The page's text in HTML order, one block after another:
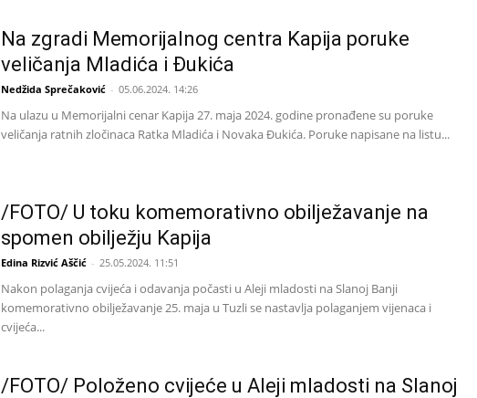
Na zgradi Memorijalnog centra Kapija poruke
veličanja Mladića i Đukića
Nedžida Sprečaković - 05.06.2024. 14:26
Na ulazu u Memorijalni cenar Kapija 27. maja 2024. godine pronađene su poruke
veličanja ratnih zločinaca Ratka Mladića i Novaka Đukića. Poruke napisane na listu...
/FOTO/ U toku komemorativno obilježavanje na
spomen obilježju Kapija
Edina Rizvić Aščić - 25.05.2024. 11:51
Nakon polaganja cvijeća i odavanja počasti u Aleji mladosti na Slanoj Banji
komemorativno obilježavanje 25. maja u Tuzli se nastavlja polaganjem vijenaca i
cvijeća...
/FOTO/ Položeno cvijeće u Aleji mladosti na Slanoj